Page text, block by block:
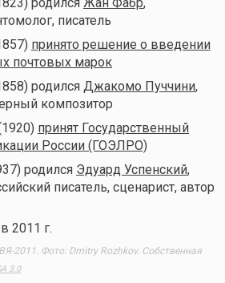
писатель
принято решение о введении
почтовых марок
родился Джакомо Пуччини,
композитор
принят Государственный
России (ГОЭЛРО)
родился Эдуард Успенский,
писатель, сценарист, автор
2011. Фото: Dmitry Rozhkov. Собственная
3.0